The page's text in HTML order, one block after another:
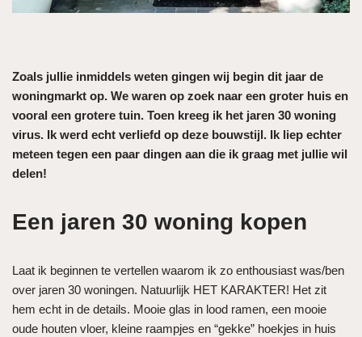
Zoals jullie inmiddels weten gingen wij begin dit jaar de
woningmarkt op. We waren op zoek naar een groter huis en
vooral een grotere tuin. Toen kreeg ik het jaren 30 woning
virus. Ik werd echt verliefd op deze bouwstijl. Ik liep echter
meteen tegen een paar dingen aan die ik graag met jullie wil
delen!
Een jaren 30 woning kopen
Laat ik beginnen te vertellen waarom ik zo enthousiast was/ben
over jaren 30 woningen. Natuurlijk HET KARAKTER! Het zit
hem echt in de details. Mooie glas in lood ramen, een mooie
oude houten vloer, kleine raampjes en “gekke” hoekjes in huis